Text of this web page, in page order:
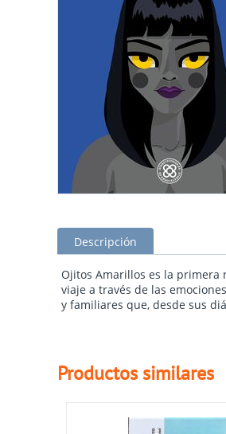
Descripción
Ojitos Amarillos es la primera
viaje a través de las
y familiares que, desde sus
Productos similares